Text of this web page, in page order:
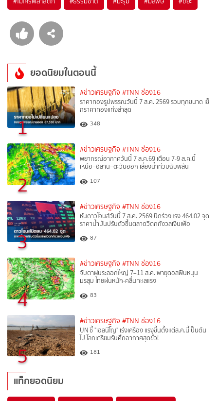
ยอดนิยมในตอนนี้
1
#ข่าวเศรษฐกิจ #TNN ช่อง16
ราคาทองรูปพรรณวันนี้ 7 ส.ค. 2569 รวมทุกขนาด เช็
กราคาทองแท่งล่าสุด
348
2
#ข่าวเศรษฐกิจ #TNN ช่อง16
พยากรณ์อากาศวันนี้ 7 ส.ค.69 เตือน 7-9 ส.ค.นี้
เหนือ–อีสาน–ตะวันออก เสี่ยงน้ำท่วมฉับพลัน
107
3
#ข่าวเศรษฐกิจ #TNN ช่อง16
หุ้นดาวโจนส์วันนี้ 7 ส.ค. 2569 ปิดร่วงแรง 464.02 จุด
ราคาน้ำมันปรับตัวขึ้นตลาดวิตกกังวลเงินเฟ้อ
87
4
#ข่าวเศรษฐกิจ #TNN ช่อง16
จับตาฝนระลอกใหญ่ 7–11 ส.ค. พายุดอลฟินหนุน
มรสุม ไทยฝนหนัก-คลื่นทะเลแรง
83
5
#ข่าวเศรษฐกิจ #TNN ช่อง16
UN ชี้ "เอลนีโญ" เร่งเครื่อง แรงขึ้นตั้งแต่ส.ค.นี้เป็นต้น
ไป โลกเตรียมรับศึกอากาศสุดขั้ว!
181
แท็กยอดนิยม